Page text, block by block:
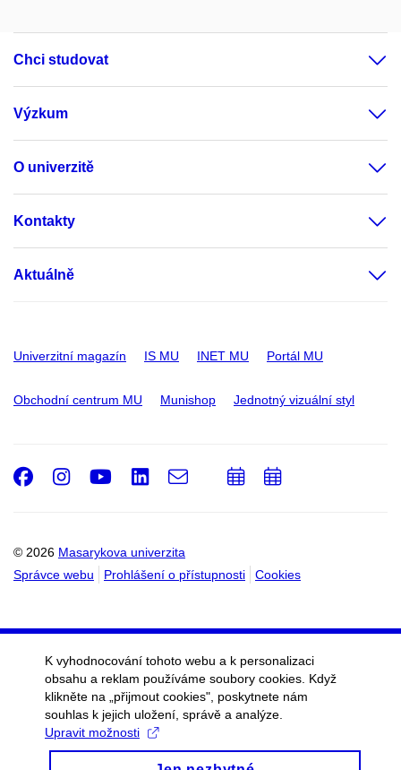
Chci studovat
Výzkum
O univerzitě
Kontakty
Aktuálně
Univerzitní magazín IS MU INET MU Portál MU
Obchodní centrum MU Munishop Jednotný vizuální styl
© 2026 Masarykova univerzita
Správce webu
Prohlášení o přístupnosti Cookies
Facebook
Instagram
Youtube
LinkedIn
e-
PřidatPřidat
K vyhodnocování tohoto webu a k personalizaci
obsahu a reklam používáme soubory cookies. Když
klikněte na „přijmout cookies", poskytnete nám
souhlas k jejich uložení, správě a analýze.
Upravit možnosti